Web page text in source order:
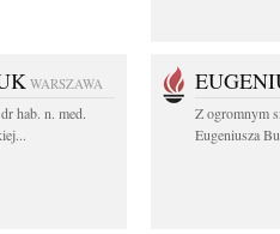
WARSZAWA
hab. n. med.
Z ogromnym
Eugeniusza